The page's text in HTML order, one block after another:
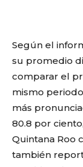
Según el
su promedio
comparar el
mismo
más
80.8 por
Quintana Roo
también